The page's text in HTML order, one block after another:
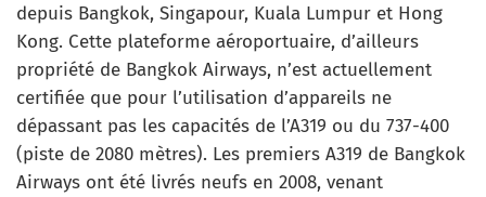
depuis Bangkok, Singapour, Kuala Lumpur et Hong
Kong. Cette plateforme aéroportuaire, d’ailleurs
propriété de Bangkok Airways, n’est actuellement
certifiée que pour l’utilisation d’appareils ne
dépassant pas les capacités de l’A319 ou du 737-400
(piste de 2080 mètres). Les premiers A319 de Bangkok
Airways ont été livrés neufs en 2008, venant